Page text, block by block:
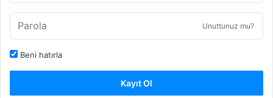
Unuttunuz mu?
Beni hatırla
Kayıt Ol